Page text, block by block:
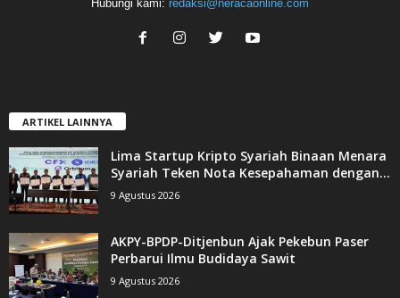
Hubungi kami: redaksi@neracaonline.com
ARTIKEL LAINNYA
Lima Startup Kripto Syariah Binaan Menara
Syariah Teken Nota Kesepahaman dengan...
9 Agustus 2026
AKPY-BPDP-Ditjenbun Ajak Pekebun Paser
Perbarui Ilmu Budidaya Sawit
9 Agustus 2026